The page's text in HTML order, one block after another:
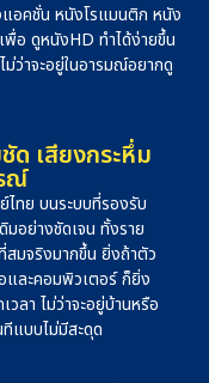
แอคชั่น หนังโรแมนติก หนัง
อ ดูหนังHD ทำได้ง่ายขึ้น
ว่าจะอยู่ในอารมณ์อยากดู
ด เสียงกระหึ่ม
ณ์
ทย บนระบบที่รองรับ
อย่างชัดเจน ทั้งราย
มจริงมากขึ้น ยิ่งถ้าตัว
และคอมพิวเตอร์ ก็ยิ่ง
ลา ไม่ว่าจะอยู่บ้านหรือ
แบบไม่มีสะดุด